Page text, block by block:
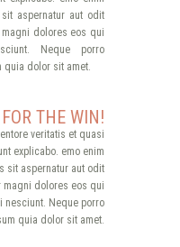
aspernatur aut odit
dolores eos qui
Neque porro
quia dolor sit amet.
FOR THE WIN!
veritatis et quasi
explicabo. emo enim
sit aspernatur aut odit
magni dolores eos qui
nesciunt. Neque porro
quia dolor sit amet.